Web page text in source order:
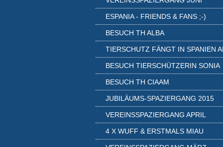
ESPANIA - FRIENDS & FANS ;-)
BESUCH TH ALBA
TIERSCHUTZ FÄNGT IN SPANIEN
BESUCH TIERSCHÜTZERIN SONIA
BESUCH TH CIAAM
JUBILÄUMS-SPAZIERGANG 2015
VEREINSSPAZIERGANG APRIL
4 X WUFF & ERSTMALS MIAU